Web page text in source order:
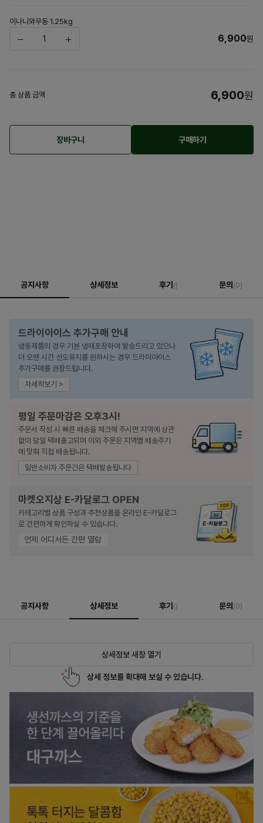
이나니와우동 1.25kg
6,900원
총 상품 금액 6,900원
장바구니 구매하기
공지사항 상세정보 후기 () 문의 (0)
드라이아이스 추가구매 안내
냉동제품의 경우 기본 냉매포장하여 발송드리고 있으나
더 오랜 시간 선도유지를 원하시는 경우 드라이아이스
추가구매를 권장드립니다.
자세히보기 >
평일 주문마감은 오후3시!
주문서 작성 시 빠른 배송을 체크해 주시면 지역에 상관
없이 당일 택배출고되며 이외 주문은 지역별 배송주기
에 맞춰 직접 배송됩니다.
일반소비자 주문건은 택배발송됩니다
마켓오지상 E-카달로그 OPEN
카테고리별 상품 구성과 추천상품을 온라인 E-카달로그
로 간편하게 확인하실 수 있습니다.
언제 어디서든 간편 열람
공지사항 상세정보 후기 () 문의 (0)
상세정보 새창 열기
상세 정보를 확대해 보실 수 있습니다.